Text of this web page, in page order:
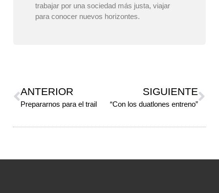
trabajar por una sociedad más justa, viajar
para conocer nuevos horizontes.
ANTERIOR
Prepararnos para el trail
SIGUIENTE
“Con los duatlones entreno”